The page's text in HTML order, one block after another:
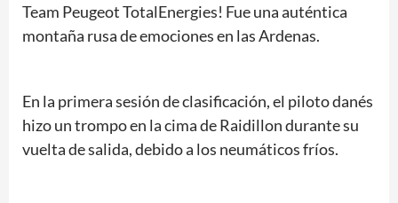
Team Peugeot TotalEnergies! Fue una auténtica
montaña rusa de emociones en las Ardenas.
En la primera sesión de clasificación, el piloto danés
hizo un trompo en la cima de Raidillon durante su
vuelta de salida, debido a los neumáticos fríos.